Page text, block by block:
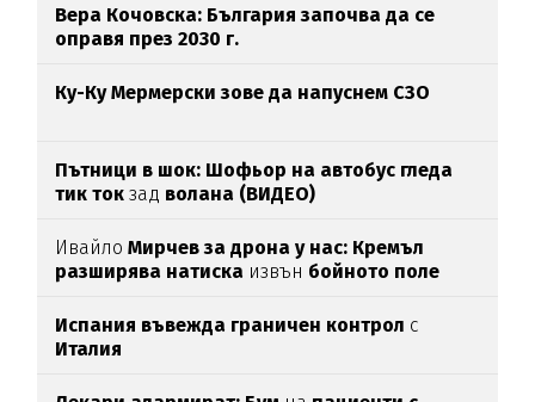
Вера Кочовска: България започва да се
оправя през 2030 г.
Ку-Ку Мермерски зове да напуснем СЗО
Пътници в шок: Шофьор на автобус гледа
тик ток зад волана (ВИДЕО)
ИвайлоМирчев за дрона у нас: Кремъл
разширява натиска извън бойното поле
Испания въвежда граничен контрол с
Италия